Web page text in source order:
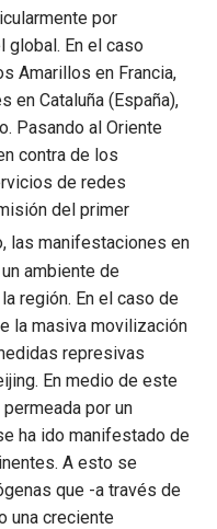
por
En el caso
Amarillos en Francia,
en Cataluña (España),
Pasando al Oriente
contra de los
de redes
del primer
las manifestaciones en
ambiente de
región. En el caso de
la masiva movilización
represivas
En medio de este
por un
ha ido manifestado de
A esto se
que -a través de
una creciente